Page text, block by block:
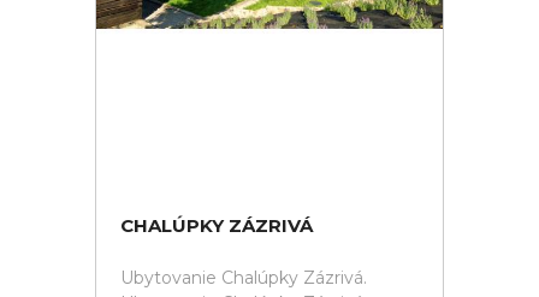
CHALÚPKY ZÁZRIVÁ
Ubytovanie Chalúpky Zázrivá.